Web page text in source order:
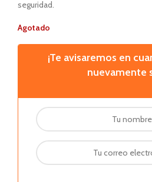
seguridad.
Agotado
¡Te avisaremos en
nuevamente